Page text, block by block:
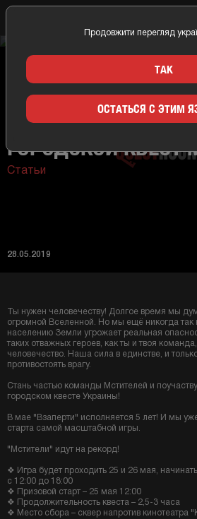
ГОРОДСКОЙ КВЕСТ
Статьи
28.05.2019
Ты нужен человечеству! Долгое время мы
огромной Вселенной. Но мы ещё никогда
населению Земли угрожает реальная
таких отважных героев, как ты и твоя
человечество. Наша сила в единстве, и
противостоять врагу.
Стань частью команды Мстителей и
городском квесте Украины!
В мае "Взаперти" исполняется 5 лет! И мы
старта самой масштабной игры.
"Мстители" идут на рекорд!
❖ Игра будет проходить 25 и 26 мая,
с 12:00 до 18:00
❖ Призовой старт – 25 мая 12:00
❖ Продолжительность квеста – 2,5-3 часа
❖ Место сбора – сквер напротив кинотеатра
Продовжити перегляд
ТАК
ОСТАТЬСЯ С ЭТИМ